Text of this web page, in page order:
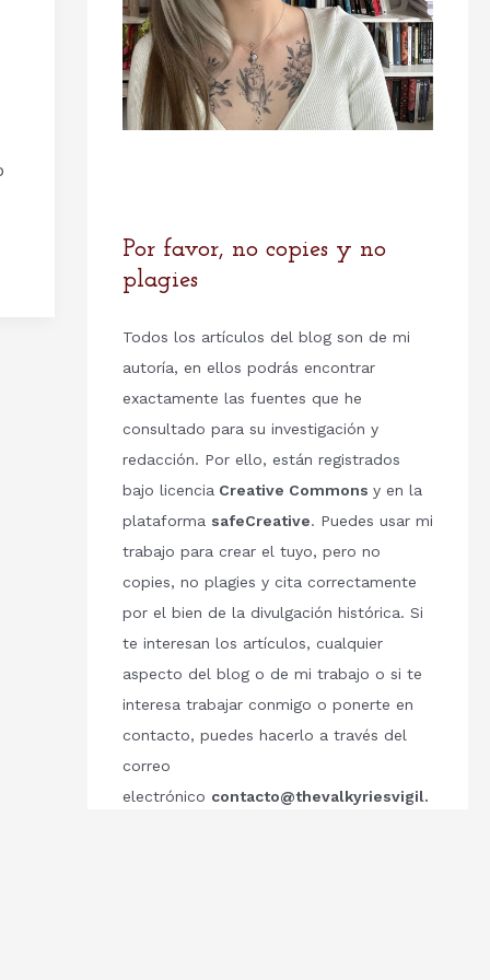
Por favor, no copies y no
plagies
Todos los artículos del blog son de mi
autoría, en ellos podrás encontrar
exactamente las fuentes que he
consultado para su investigación y
redacción. Por ello, están registrados
bajo licencia Creative Commons y en la
plataforma safeCreative. Puedes usar mi
trabajo para crear el tuyo, pero no
copies, no plagies y cita correctamente
por el bien de la divulgación histórica. Si
te interesan los artículos, cualquier
aspecto del blog o de mi trabajo o si te
interesa trabajar conmigo o ponerte en
contacto, puedes hacerlo a través del
correo
electrónico contacto@thevalkyriesvigil.